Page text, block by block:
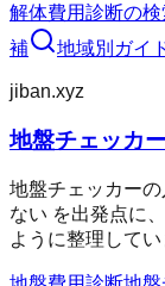
解体費用診断の検
補
地域別ガイ
jiban.xyz
地盤チェッカー
地盤チェッカー
ない を出発点に
ように整理してい